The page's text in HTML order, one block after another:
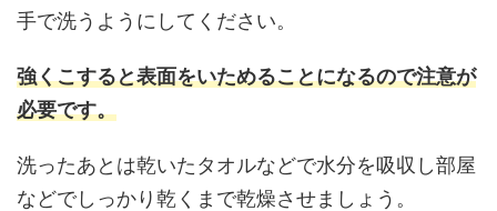
手で洗うようにしてください。
強くこすると表面をいためることになるので注意が
必要です。
洗ったあとは乾いたタオルなどで水分を吸収し部屋
などでしっかり乾くまで乾燥させましょう。